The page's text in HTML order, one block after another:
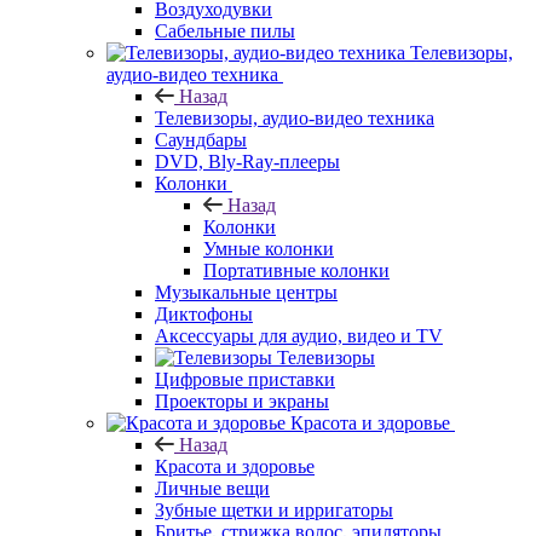
Воздуходувки
Сабельные пилы
Телевизоры,
аудио-видео техника
Назад
Телевизоры, аудио-видео техника
Саундбары
DVD, Bly-Ray-плееры
Колонки
Назад
Колонки
Умные колонки
Портативные колонки
Музыкальные центры
Диктофоны
Аксессуары для аудио, видео и TV
Телевизоры
Цифровые приставки
Проекторы и экраны
Красота и здоровье
Назад
Красота и здоровье
Личные вещи
Зубные щетки и ирригаторы
Бритье, стрижка волос, эпиляторы